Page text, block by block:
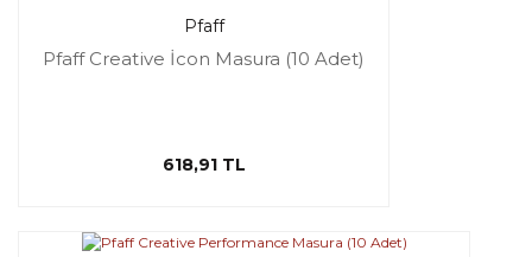
Pfaff
Pfaff Creative İcon Masura (10 Adet)
618,91 TL